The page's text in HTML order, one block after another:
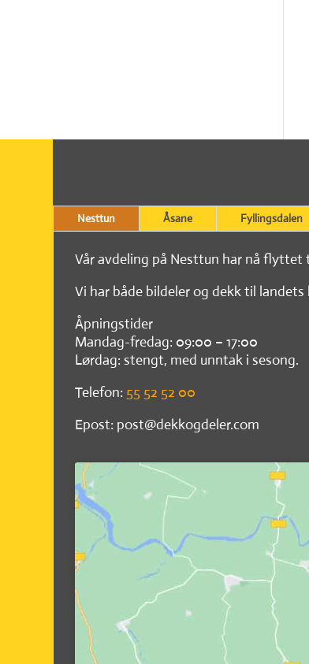
Nesttun Åsane Fyllingsdalen
Vår avdeling på Nesttun har nå flyttet
Vi har både bildeler og dekk til landets
Åpningstider
Mandag-fredag: 09:00 – 17:00
Lørdag: stengt, med unntak i sesong.
Telefon: 55 52 52 00
Epost: post@dekkogdeler.com